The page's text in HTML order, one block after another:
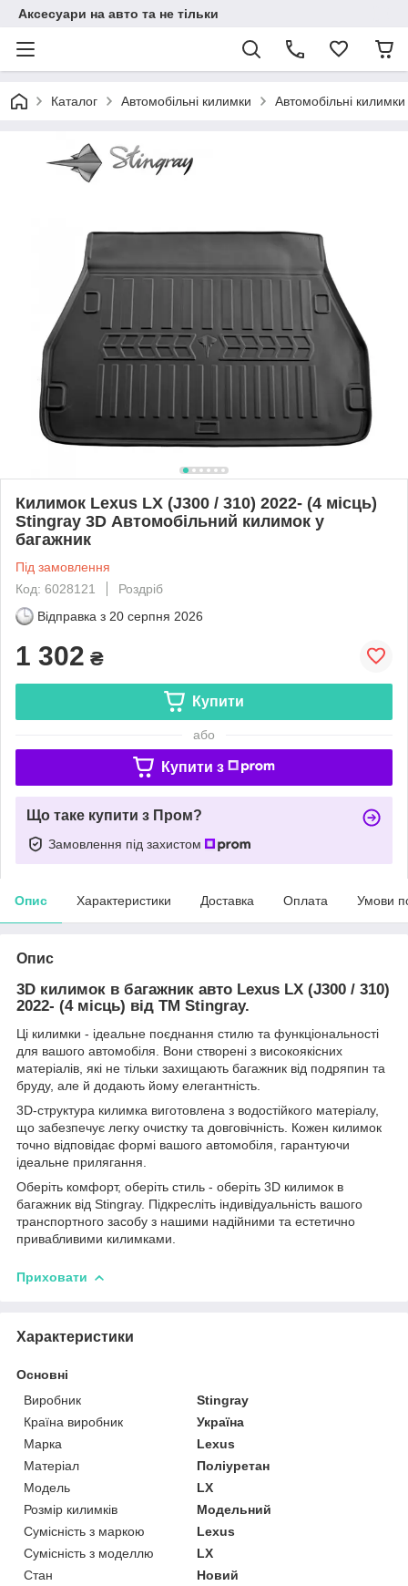
Аксесуари на авто та не тільки
Каталог Автомобільні килимки Автомобільні
Килимок Lexus LX (J300 / 310) 2022- (4 місць)
Stingray 3D Автомобільний килимок у
багажник
Під замовлення
Код: 6028121
Роздріб
Відправка з 20 серпня 2026
1 302 ₴
Купити
або
Купити з
Що таке купити з Пром?
Замовлення під захистом
Опис Характеристики Доставка Оплата Умови
Опис
3D килимок в багажник авто Lexus LX (J300 / 310)
2022- (4 місць) від TM Stingray.
Ці килимки - ідеальне поєднання стилю та функціональності
для вашого автомобіля. Вони створені з високоякісних
матеріалів, які не тільки захищають багажник від подряпин та
бруду, але й додають йому елегантність.
3D-структура килимка виготовлена з водостійкого матеріалу,
що забезпечує легку очистку та довговічність. Кожен килимок
точно відповідає формі вашого автомобіля, гарантуючи
ідеальне прилягання.
Оберіть комфорт, оберіть стиль - оберіть 3D килимок в
багажник від Stingray. Підкресліть індивідуальність вашого
транспортного засобу з нашими надійними та естетично
привабливими килимками.
Приховати
Характеристики
Основні
Виробник
Stingray
Країна виробник
Україна
Марка
Lexus
Матеріал
Поліуретан
Модель
LX
Розмір килимків
Модельний
Сумісність з маркою
Lexus
Сумісність з моделлю
LX
Стан
Новий